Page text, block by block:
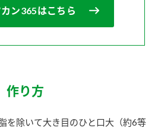
ン365はこちら
作り方
を除いて大き目のひと口大（約6等